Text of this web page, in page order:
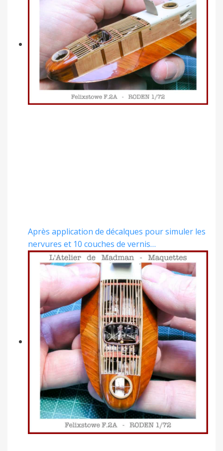
Après application de décalques pour simuler les
nervures et 10 couches de vernis…